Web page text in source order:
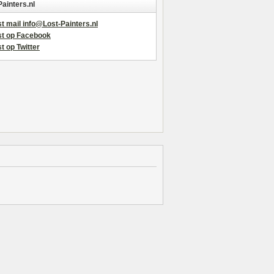
mail info@Lost-Painters.nl
op Facebook
op Twitter